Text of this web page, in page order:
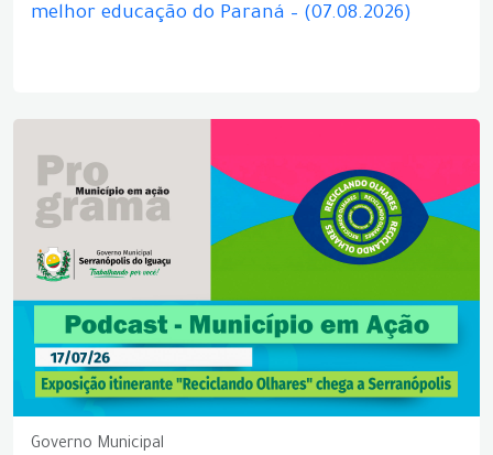
melhor educação do Paraná – (07.08.2026)
Governo Municipal